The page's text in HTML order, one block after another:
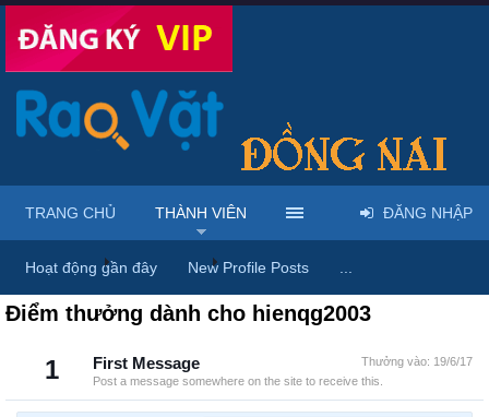
Trang chủ Thành viên hienqg2003
Điểm thưởng dành cho hienqg2003
1 Thưởng vào: 19/6/17
First Message
Post a message somewhere on the site to receive this.
TRANG CHỦ THÀNH VIÊN
Hoạt động gần đây New Profile Posts
ĐĂNG NHẬP